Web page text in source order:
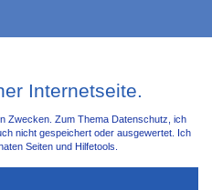
Internetseite.
Zwecken. Zum Thema Datenschutz, ich
nicht gespeichert oder ausgewertet. Ich
Seiten und Hilfetools.